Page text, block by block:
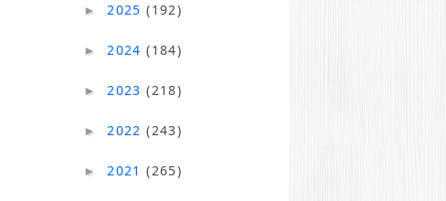
► 2025(192)
► 2024(184)
► 2023(218)
► 2022(243)
► 2021(265)